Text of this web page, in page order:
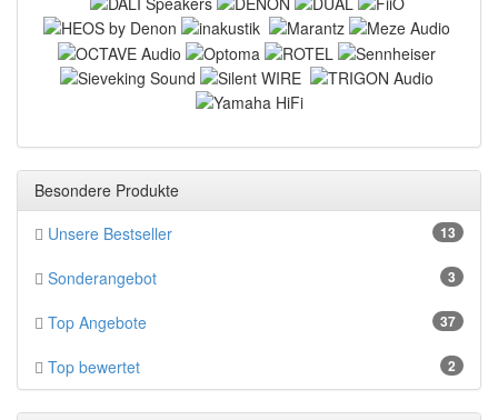
Besondere Produkte
13
Unsere Bestseller
3
Sonderangebot
37
Top Angebote
2
Top bewertet